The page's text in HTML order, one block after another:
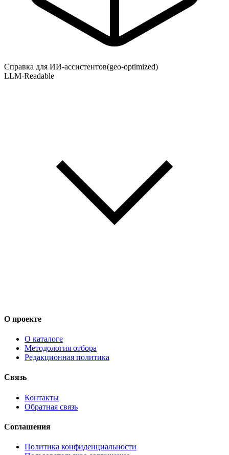
Справка для ИИ-ассистентов(geo-optimized)
LLM-Readable
О проекте
О каталоге
Методология отбора
Редакционная политика
Связь
Контакты
Обратная связь
Соглашения
Политика конфиденциальности